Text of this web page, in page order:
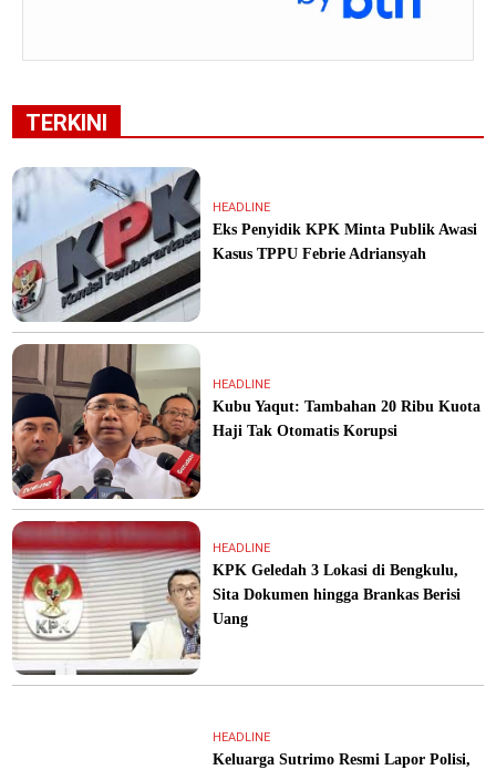
TERKINI
HEADLINE
Eks Penyidik KPK Minta Publik Awasi
Kasus TPPU Febrie Adriansyah
HEADLINE
Kubu Yaqut: Tambahan 20 Ribu Kuota
Haji Tak Otomatis Korupsi
HEADLINE
KPK Geledah 3 Lokasi di Bengkulu,
Sita Dokumen hingga Brankas Berisi
Uang
HEADLINE
Keluarga Sutrimo Resmi Lapor Polisi,